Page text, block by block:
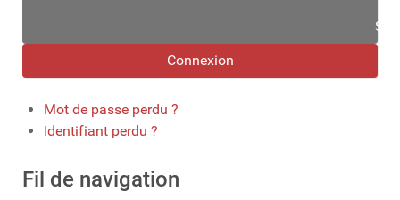
Se
Connexion
Mot de passe perdu ?
Identifiant perdu ?
Fil de navigation